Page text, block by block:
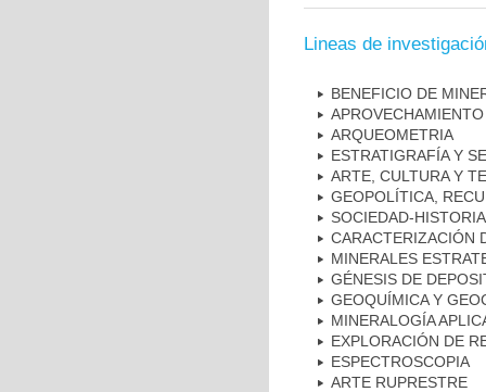
Lineas de
BENEFICIO DE
ARQUEOMETRIA
ESTRATIGRAFÍA Y
ARTE, CULTURA Y
GEOPOLÍTICA,
SOCIEDAD-
CARACTERIZACIÓN
MINERALES
GÉNESIS DE
GEOQUÍMICA Y
MINERALOGÍA
EXPLORACIÓN DE
ESPECTROSCOPIA
ARTE RUPRESTRE